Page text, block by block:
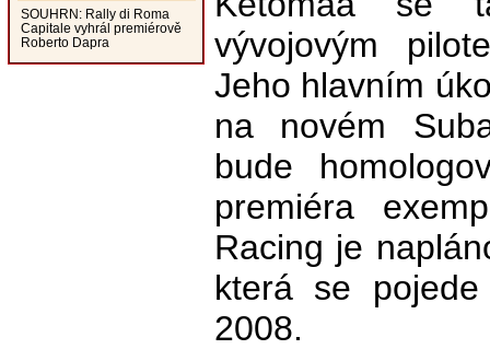
SOUHRN: Rally di Roma
Capitale vyhrál premiérově
Roberto Dapra
vývojovým
Jeho hlavním
na novém
bude
premiéra
Racing je
která se
2008.